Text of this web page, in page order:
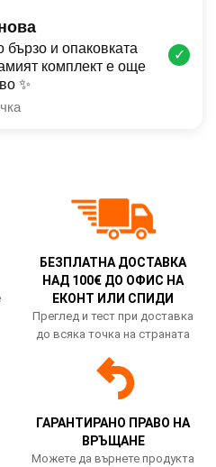
бързо и опаковката
комплект е още
✨
✓
БЕЗПЛАТНА ДОСТАВКА
НАД 100€ ДО ОФИС НА
ЕКОНТ ИЛИ СПИДИ
Преглед и тест при доставка
до всяка точка на страната
ГАРАНТИРАНО ПРАВО НА
ВРЪЩАНЕ
Можете да върнете продукта